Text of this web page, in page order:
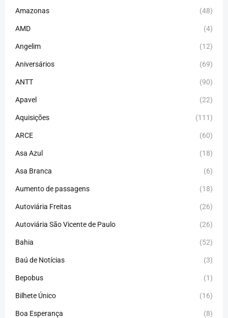
Amazonas (48)
AMD (4)
Angelim (12)
Aniversários (69)
ANTT (90)
Apavel (22)
Aquisições (111)
ARCE (60)
Asa Azul (18)
Asa Branca (6)
Aumento de passagens (18)
Autoviária Freitas (26)
Autoviária São Vicente de Paulo (26)
Bahia (52)
Baú de Notícias (3)
Bepobus (1)
Bilhete Único (16)
Boa Esperança (8)